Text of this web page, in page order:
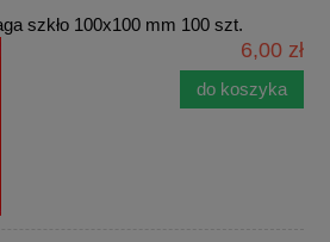
szkło 100x100 mm 100 szt.
6,00 zł
do koszyka